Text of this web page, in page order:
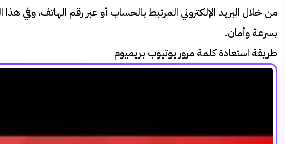
من خلال البريد الإلكتروني المرتبط بالحساب أو عبر رقم الهاتف، وفي
بسرعة وأمان.
طريقة استعادة كلمة مرور يوتيوب بريميوم